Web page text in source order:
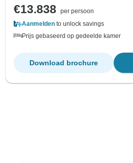
€13.838
per persoon
Aanmelden to unlock savings
Prijs gebaseerd op gedeelde kamer
Download brochure